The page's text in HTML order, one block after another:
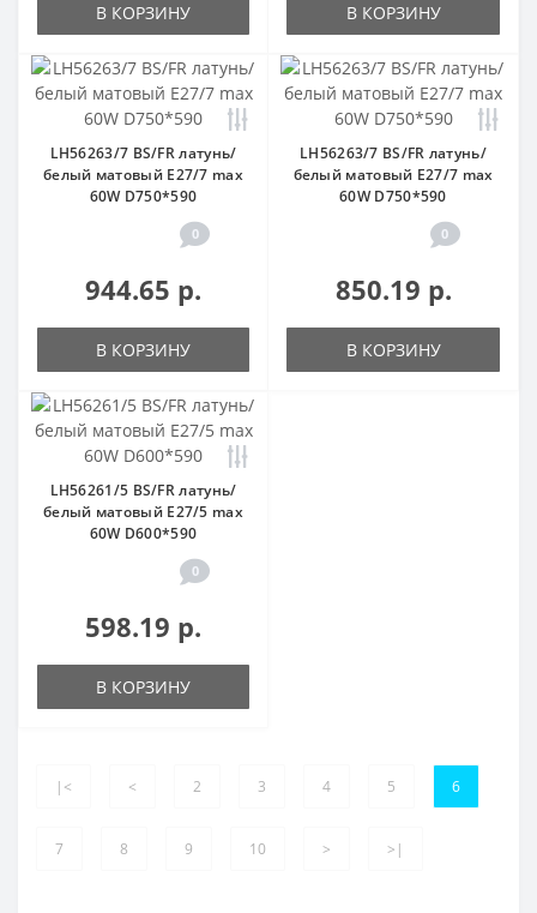
В КОРЗИНУ В КОРЗИНУ
LH56263/7 BS/FR латунь/
белый матовый E27/7 max
60W D750*590
0
944.65 р.
В КОРЗИНУ
LH56263/7 BS/FR латунь/
белый матовый E27/7 max
60W D750*590
0
850.19 р.
В КОРЗИНУ
LH56261/5 BS/FR латунь/
белый матовый E27/5 max
60W D600*590
0
598.19 р.
В КОРЗИНУ
|< < 2 3 4 5 6
7 8 9 10 > >|